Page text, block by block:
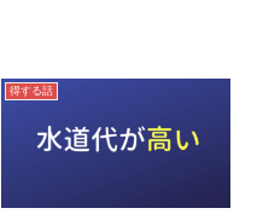
得する話